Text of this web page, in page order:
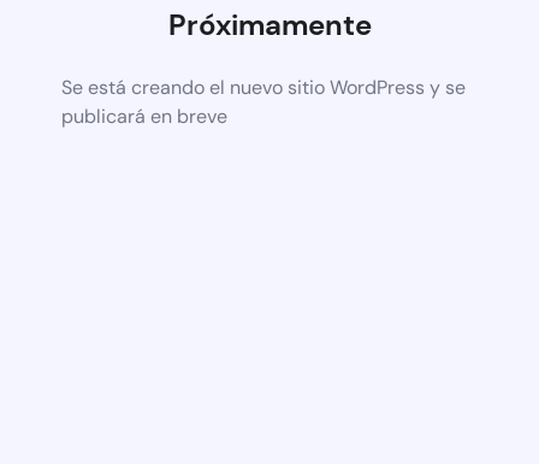
Próximamente
Se está creando el nuevo sitio WordPress y se
publicará en breve